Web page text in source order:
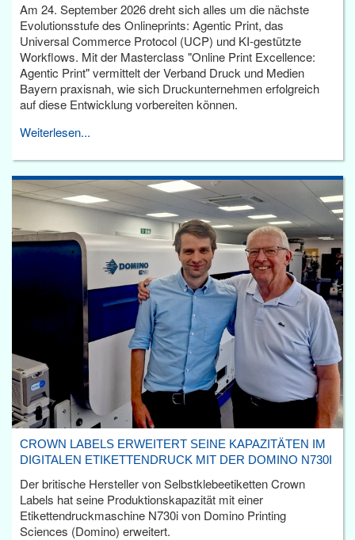
Am 24. September 2026 dreht sich alles um die nächste
Evolutionsstufe des Onlineprints: Agentic Print, das
Universal Commerce Protocol (UCP) und KI-gestützte
Workflows. Mit der Masterclass "Online Print Excellence:
Agentic Print" vermittelt der Verband Druck und Medien
Bayern praxisnah, wie sich Druckunternehmen erfolgreich
auf diese Entwicklung vorbereiten können.
Weiterlesen...
CROWN LABELS ERWEITERT SEINE KAPAZITÄTEN IM
DIGITALEN ETIKETTENDRUCK MIT DER DOMINO N730I
Der britische Hersteller von Selbstklebeetiketten Crown
Labels hat seine Produktionskapazität mit einer
Etikettendruckmaschine N730i von Domino Printing
Sciences (Domino) erweitert.